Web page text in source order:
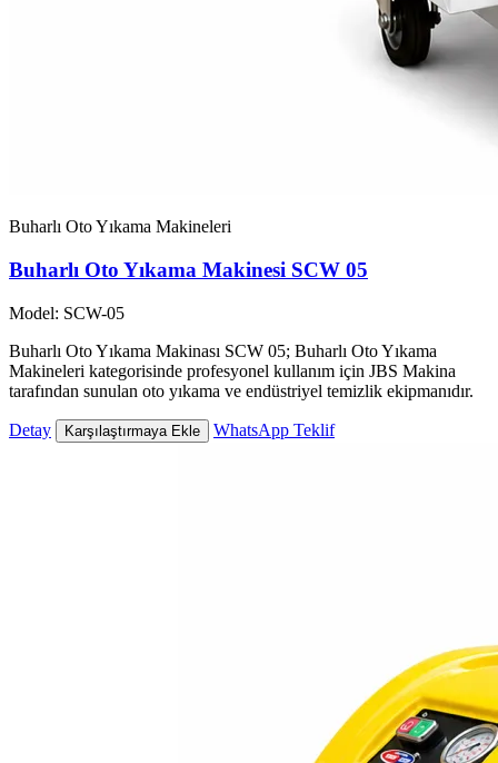
Buharlı Oto Yıkama Makineleri
Buharlı Oto Yıkama Makinesi SCW 05
Model: SCW-05
Buharlı Oto Yıkama Makinası SCW 05; Buharlı Oto Yıkama
Makineleri kategorisinde profesyonel kullanım için JBS Makina
tarafından sunulan oto yıkama ve endüstriyel temizlik ekipmanıdır.
Detay Karşılaştırmaya Ekle WhatsApp Teklif